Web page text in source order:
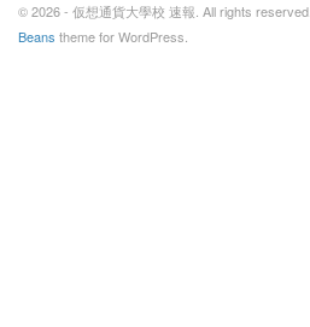
© 2026 - 仮想通貨大學校 速報. All rights reserved.
Beans theme for WordPress.